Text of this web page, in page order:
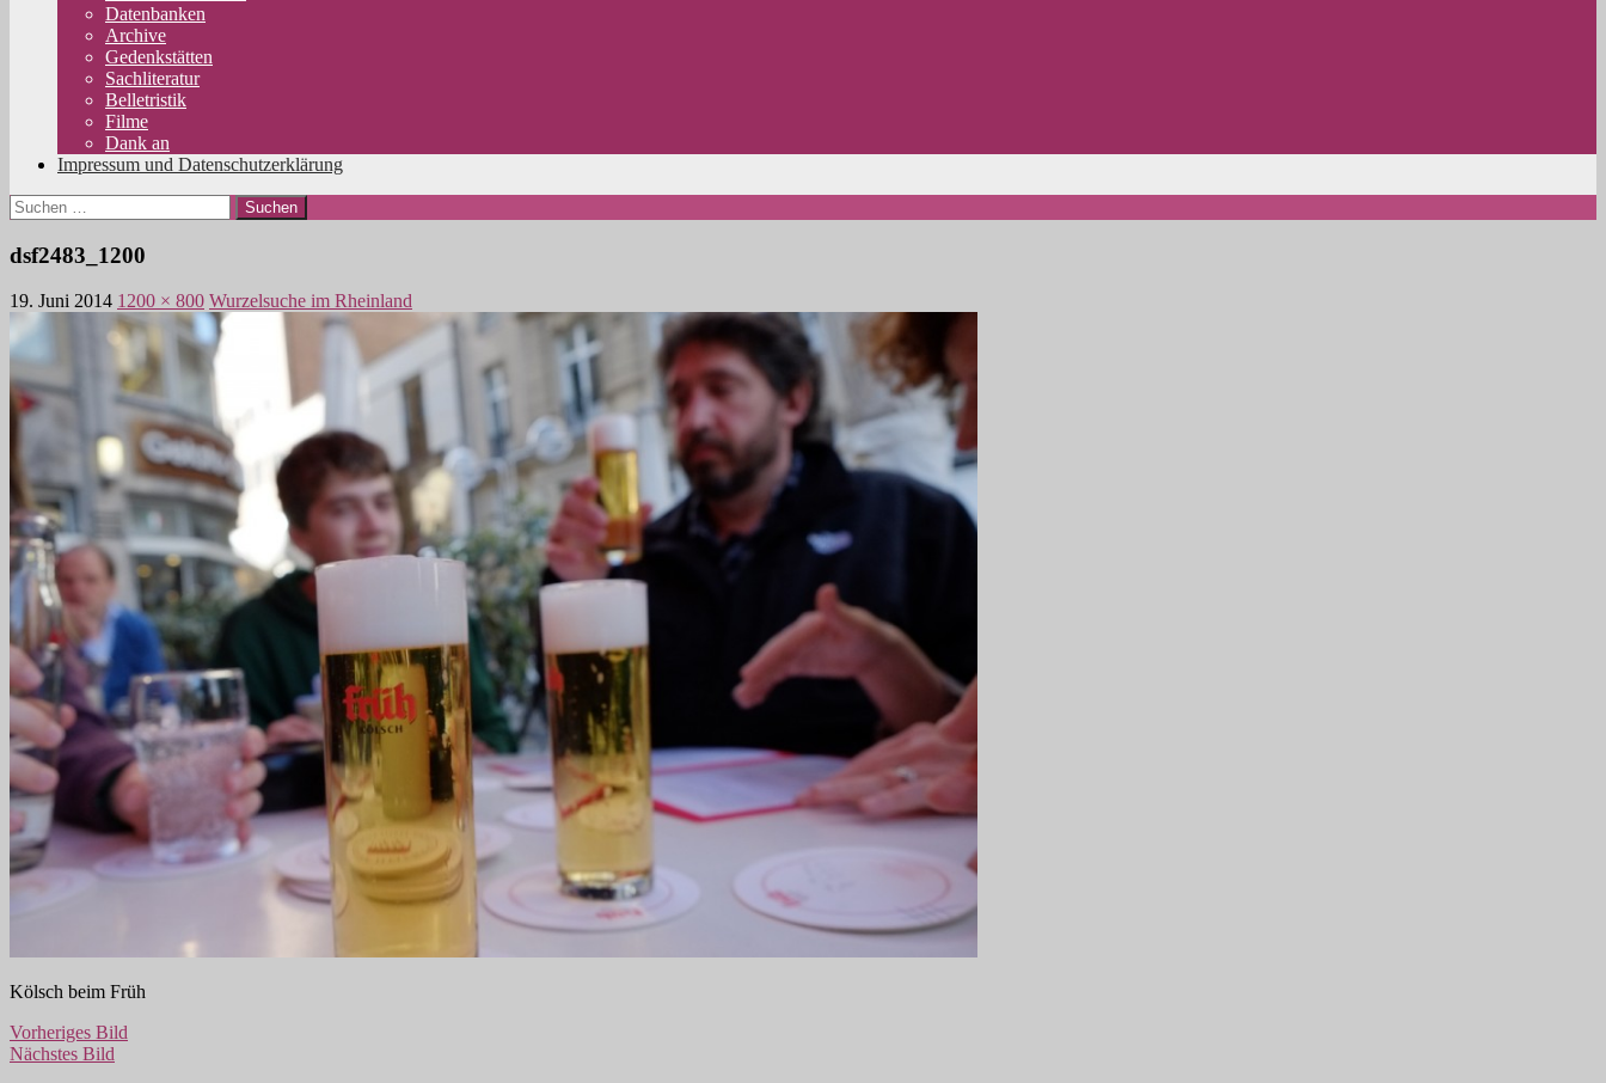
Datenbanken
Archive
Gedenkstätten
Sachliteratur
Belletristik
Filme
Dank an
Impressum und Datenschutzerklärung
Suchen
nach:
dsf2483_1200
19. Juni 2014 1200 × 800 Wurzelsuche im Rheinland
Kölsch beim Früh
Vorheriges Bild
Nächstes Bild